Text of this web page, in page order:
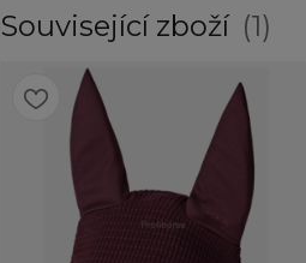
Související zboží 1